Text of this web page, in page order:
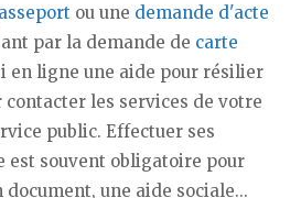
ou une demande d'acte
par la demande de carte
en ligne une aide pour résilier
les services de votre
public. Effectuer ses
est souvent obligatoire pour
une aide sociale...